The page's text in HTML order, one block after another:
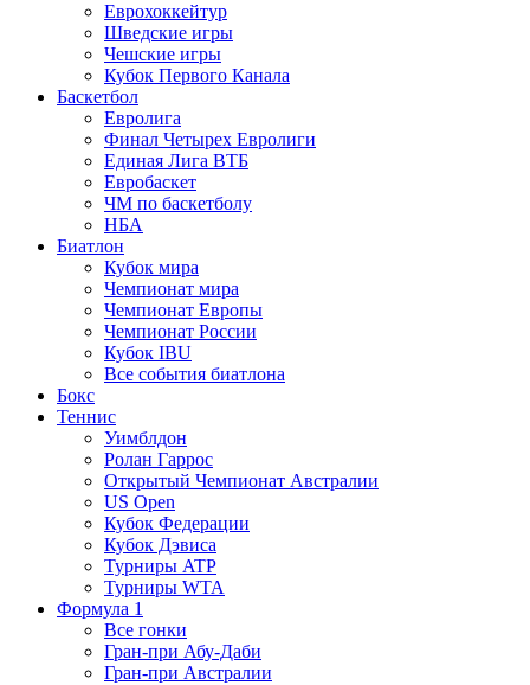
Еврохоккейтур
Шведские игры
Чешские игры
Кубок Первого Канала
Баскетбол
Евролига
Финал Четырех Евролиги
Единая Лига ВТБ
Евробаскет
ЧМ по баскетболу
НБА
Биатлон
Кубок мира
Чемпионат мира
Чемпионат Европы
Чемпионат России
Кубок IBU
Все события биатлона
Бокс
Теннис
Уимблдон
Ролан Гаррос
Открытый Чемпионат Австралии
US Open
Кубок Федерации
Кубок Дэвиса
Турниры ATP
Турниры WTA
Формула 1
Все гонки
Гран-при Абу-Даби
Гран-при Австралии